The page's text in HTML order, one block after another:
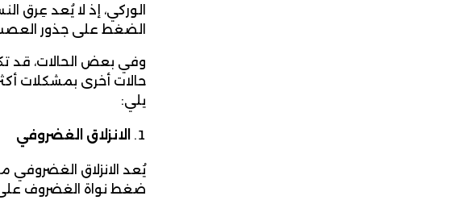
الوركي، إذ لا يُعد
الضغط على جذور
وفي بعض الحالات، قد
حالات أخرى بمشكلات
يلي:
الانزلاق الغضروفي
يُعد الانزلاق الغضروفي
ضغط نواة الغضروف على